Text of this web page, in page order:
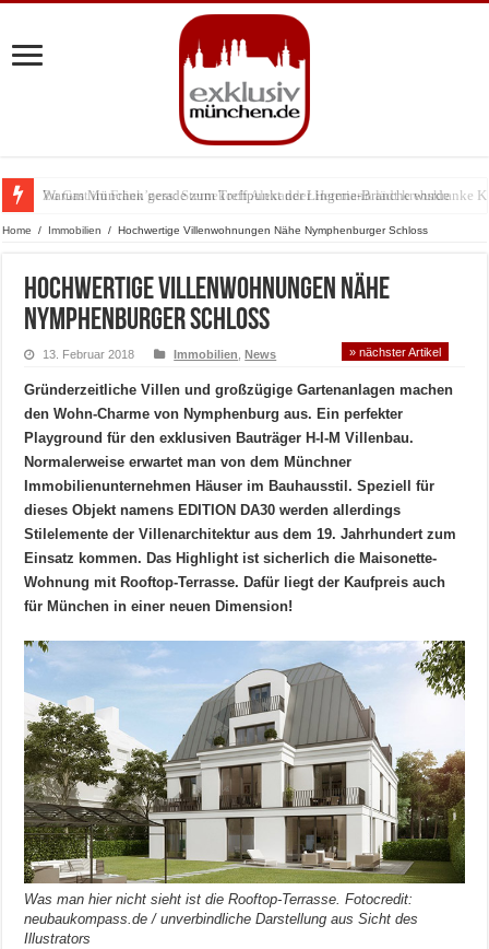
Warum München gerade zum Treffpunkt der Lingerie-Branche wurde
Home / Immobilien / Hochwertige Villenwohnungen Nähe Nymphenburger Schloss
Hochwertige Villenwohnungen Nähe
Nymphenburger Schloss
13. Februar 2018 Immobilien ,News » nächster Artikel
Gründerzeitliche Villen und großzügige Gartenanlagen machen
den Wohn-Charme von Nymphenburg aus. Ein perfekter
Playground für den exklusiven Bauträger H-I-M Villenbau.
Normalerweise erwartet man von dem Münchner
Immobilienunternehmen Häuser im Bauhausstil. Speziell für
dieses Objekt namens EDITION DA30 werden allerdings
Stilelemente der Villenarchitektur aus dem 19. Jahrhundert zum
Einsatz kommen. Das Highlight ist sicherlich die Maisonette-
Wohnung mit Rooftop-Terrasse. Dafür liegt der Kaufpreis auch
für München in einer neuen Dimension!
Was man hier nicht sieht ist die Rooftop-Terrasse. Fotocredit:
neubaukompass.de / unverbindliche Darstellung aus Sicht des
Illustrators